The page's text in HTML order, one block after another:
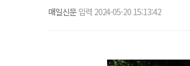
매일신문 입력 2024-05-20 15:13:42